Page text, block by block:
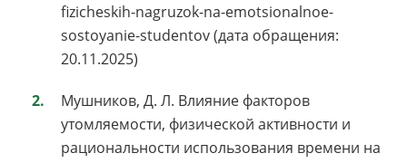
fizicheskih-nagruzok-na-emotsionalnoe-
sostoyanie-studentov (дата обращения:
20.11.2025)
Мушников, Д. Л. Влияние факторов
утомляемости, физической активности и
рациональности использования времени на